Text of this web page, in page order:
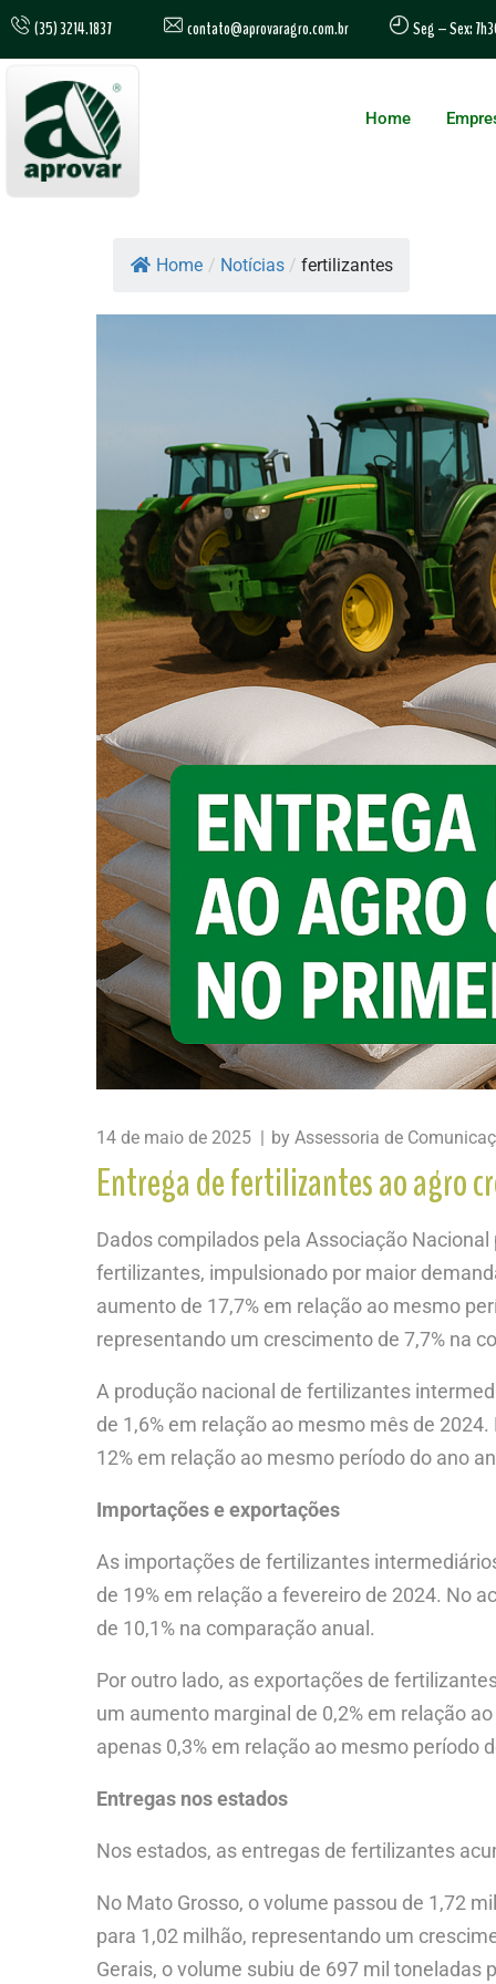
(35) 3214.1837 contato@aprovaragro.com.br Seg – Sex:
Home
Home / Notícias / fertilizantes
14 de maio de 2025 by Assessoria de
Entrega de fertilizantes ao agro
Dados compilados pela Associação
fertilizantes, impulsionado por maior
aumento de 17,7% em relação ao mesmo
representando um crescimento de 7,7% na
A produção nacional de fertilizantes
de 1,6% em relação ao mesmo mês de
12% em relação ao mesmo período do ano
Importações e exportações
As importações de fertilizantes
de 19% em relação a fevereiro de 2024. No
de 10,1% na comparação anual.
Por outro lado, as exportações de
um aumento marginal de 0,2% em relação
apenas 0,3% em relação ao mesmo período
Entregas nos estados
Nos estados, as entregas de fertilizantes
No Mato Grosso, o volume passou de 1,72
para 1,02 milhão, representando um
Gerais, o volume subiu de 697 mil toneladas